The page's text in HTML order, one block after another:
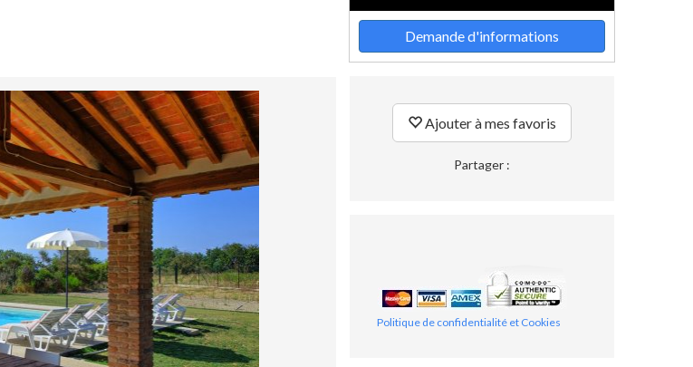
Demande d'informations
Ajouter à mes favoris
Partager :
Politique de confidentialité et Cookies